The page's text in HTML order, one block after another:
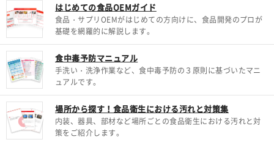
はじめての食品OEMガイド
食品・サプリOEMがはじめての方向けに、食品開発のプロが
基礎を網羅的に解説します。
食中毒予防マニュアル
手洗い・洗浄作業など、食中毒予防の３原則に基づいたマニ
ュアルです。
場所から探す！食品衛生における汚れと対策集
内装、器具、部材など場所ごとの食品衛生における汚れと対
策をご紹介します。